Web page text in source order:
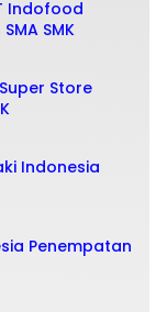
Indofood
SMK
Store
Indonesia
Penempatan